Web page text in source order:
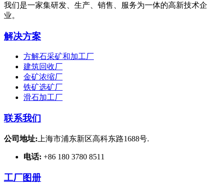
我们是一家集研发、生产、销售、服务为一体的高新技术企
业。
解决方案
方解石采矿和加工厂
建筑回收厂
金矿浓缩厂
铁矿选矿厂
滑石加工厂
联系我们
公司地址: 上海市浦东新区高科东路1688号.
电话: +86 180 3780 8511
工厂图册